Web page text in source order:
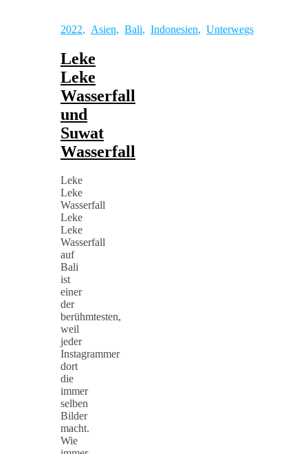
2022, Asien, Bali, Indonesien, Unterwegs
Leke
Leke
Wasserfall
und
Suwat
Wasserfall
Leke
Leke
Wasserfall
Leke
Leke
Wasserfall
auf
Bali
ist
einer
der
berühmtesten,
weil
jeder
Instagrammer
dort
die
immer
selben
Bilder
macht.
Wie